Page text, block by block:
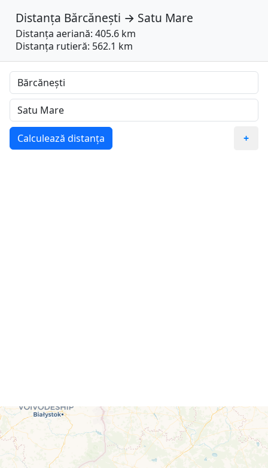
Distanța Bărcănești → Satu Mare
Distanța aeriană: 405.6 km
Distanța rutieră: 562.1 km
Calculează distanța +